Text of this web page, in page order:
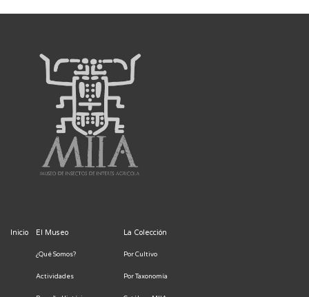
Inicio El Museo
¿Qué Somos?
Actividades
La Colección
Por Cultivo
Por Taxonomía